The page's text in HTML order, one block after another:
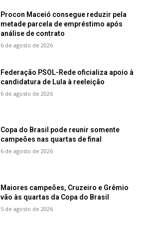
Procon Maceió consegue reduzir pela
metade parcela de empréstimo após
análise de contrato
6 de agosto de 2026
Federação PSOL-Rede oficializa apoio à
candidatura de Lula à reeleição
6 de agosto de 2026
Copa do Brasil pode reunir somente
campeões nas quartas de final
6 de agosto de 2026
Maiores campeões, Cruzeiro e Grêmio
vão às quartas da Copa do Brasil
5 de agosto de 2026